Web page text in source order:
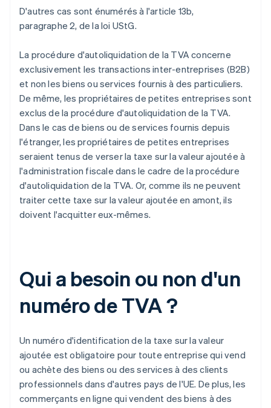
D'autres cas sont énumérés à l'article 13b,
paragraphe 2, de la loi UStG.
La procédure d'autoliquidation de la TVA concerne
exclusivement les transactions inter-entreprises (B2B)
et non les biens ou services fournis à des particuliers.
De même, les propriétaires de petites entreprises sont
exclus de la procédure d'autoliquidation de la TVA.
Dans le cas de biens ou de services fournis depuis
l'étranger, les propriétaires de petites entreprises
seraient tenus de verser la taxe sur la valeur ajoutée à
l'administration fiscale dans le cadre de la procédure
d'autoliquidation de la TVA. Or, comme ils ne peuvent
traiter cette taxe sur la valeur ajoutée en amont, ils
doivent l'acquitter eux-mêmes.
Qui a besoin ou non d'un
numéro de TVA ?
Un numéro d'identification de la taxe sur la valeur
ajoutée est obligatoire pour toute entreprise qui vend
ou achète des biens ou des services à des clients
professionnels dans d'autres pays de l'UE. De plus, les
commerçants en ligne qui vendent des biens à des